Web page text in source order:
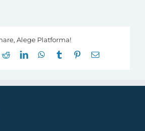
Alege Platforma!
RedditLinkedInWhatsApp
Tumblr Pinterest
E-